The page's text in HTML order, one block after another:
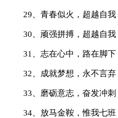
29、青春似火，超越自我
30、顽强拼搏，超越自我
31、志在心中，路在脚下
32、成就梦想，永不言弃
33、磨砺意志，奋发冲刺
34、放马金鞍，惟我七班